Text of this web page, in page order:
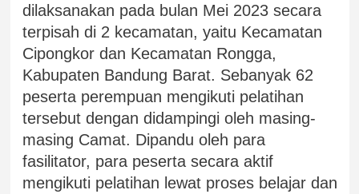
dilaksanakan pada bulan Mei 2023 secara
terpisah di 2 kecamatan, yaitu Kecamatan
Cipongkor dan Kecamatan Rongga,
Kabupaten Bandung Barat. Sebanyak 62
peserta perempuan mengikuti pelatihan
tersebut dengan didampingi oleh masing-
masing Camat. Dipandu oleh para
fasilitator, para peserta secara aktif
mengikuti pelatihan lewat proses belajar dan